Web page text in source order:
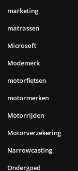
marketing
matrassen
Microsoft
Modemerk
motorfietsen
motormerken
Motorrijden
Motorverzekering
Narrowcasting
Ondergoed